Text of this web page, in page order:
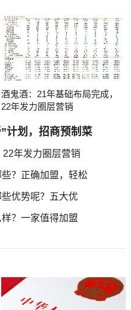
酒鬼酒：21年基础布局完成，
22年发力圈层营销
计划，招商预制菜
年发力圈层营销
？正确加盟，轻松
优势呢？五大优
？一家值得加盟